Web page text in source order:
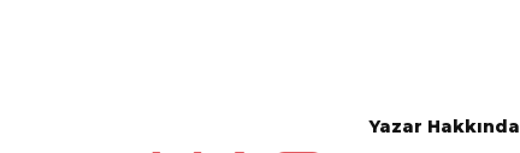
Yazar Hakkında